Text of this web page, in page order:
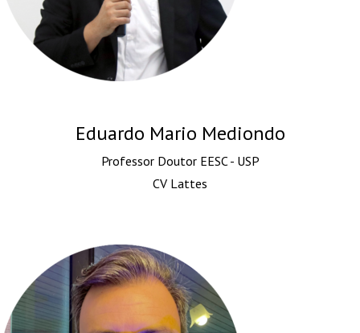
Eduardo Mario Mediondo
Professor Doutor EESC - USP
CV Lattes